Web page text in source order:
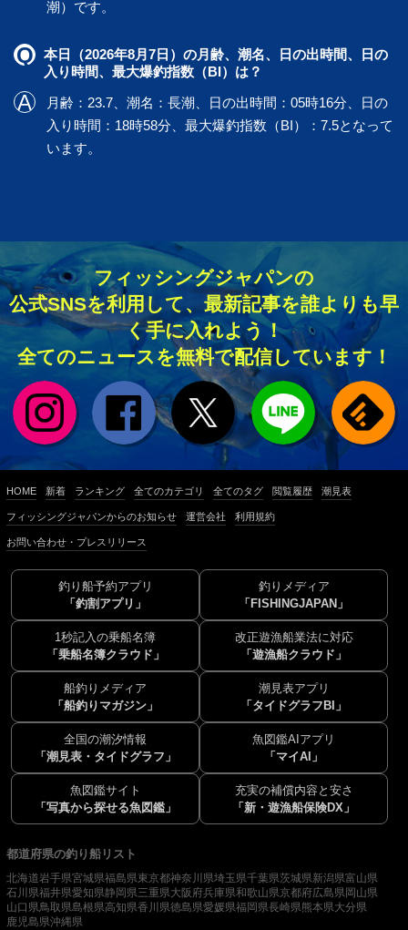
潮）です。
本日（2026年8月7日）の月齢、潮名、日の出時間、日の
入り時間、最大爆釣指数（BI）は？
月齢：23.7、潮名：長潮、日の出時間：05時16分、日の
入り時間：18時58分、最大爆釣指数（BI）：7.5となって
います。
フィッシングジャパンの
公式SNSを利用して、最新記事を誰よりも早
く手に入れよう！
全てのニュースを無料で配信しています！
HOME 新着 ランキング 全てのカテゴリ 全てのタグ 閲覧履歴 潮見表
フィッシングジャパンからのお知らせ 運営会社 利用規約
お問い合わせ・プレスリリース
釣り船予約アプリ
「釣割アプリ」
釣りメディア
「FISHINGJAPAN」
1秒記入の乗船名簿
「乗船名簿クラウド」
改正遊漁船業法に対応
「遊漁船クラウド」
船釣りメディア
「船釣りマガジン」
潮見表アプリ
「タイドグラフBI」
全国の潮汐情報
「潮見表・タイドグラフ」
魚図鑑AIアプリ
「マイAI」
魚図鑑サイト
「写真から探せる魚図鑑」
充実の補償内容と安さ
「新・遊漁船保険DX」
都道府県の釣り船リスト
北海道岩手県宮城県福島県東京都神奈川県埼玉県千葉県茨城県新潟県富山県
石川県福井県愛知県静岡県三重県大阪府兵庫県和歌山県京都府広島県岡山県
山口県鳥取県島根県高知県香川県徳島県愛媛県福岡県長崎県熊本県大分県
鹿児島県沖縄県